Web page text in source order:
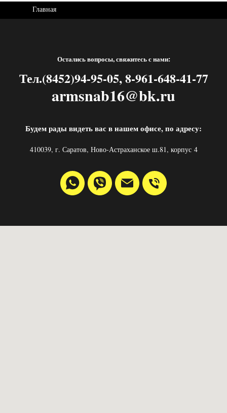
Главная
Остались вопросы, свяжитесь с нами:
Тел.(8452)94-95-05, 8-961-648-41-77
armsnab16@bk.ru
Будем рады видеть вас в нашем офисе, по адресу:
410039, г. Саратов, Ново-Астраханское ш.81, корпус 4